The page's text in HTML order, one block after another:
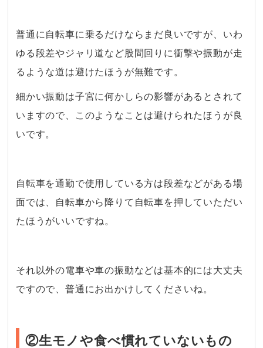
普通に自転車に乗るだけならまだ良いですが、いわ
ゆる段差やジャリ道など股間回りに衝撃や振動が走
るような道は避けたほうが無難です。
細かい振動は子宮に何かしらの影響があるとされて
いますので、このようなことは避けられたほうが良
いです。
自転車を通勤で使用している方は段差などがある場
面では、自転車から降りて自転車を押していただい
たほうがいいですね。
それ以外の電車や車の振動などは基本的には大丈夫
ですので、普通にお出かけしてくださいね。
②生モノや食べ慣れていないもの